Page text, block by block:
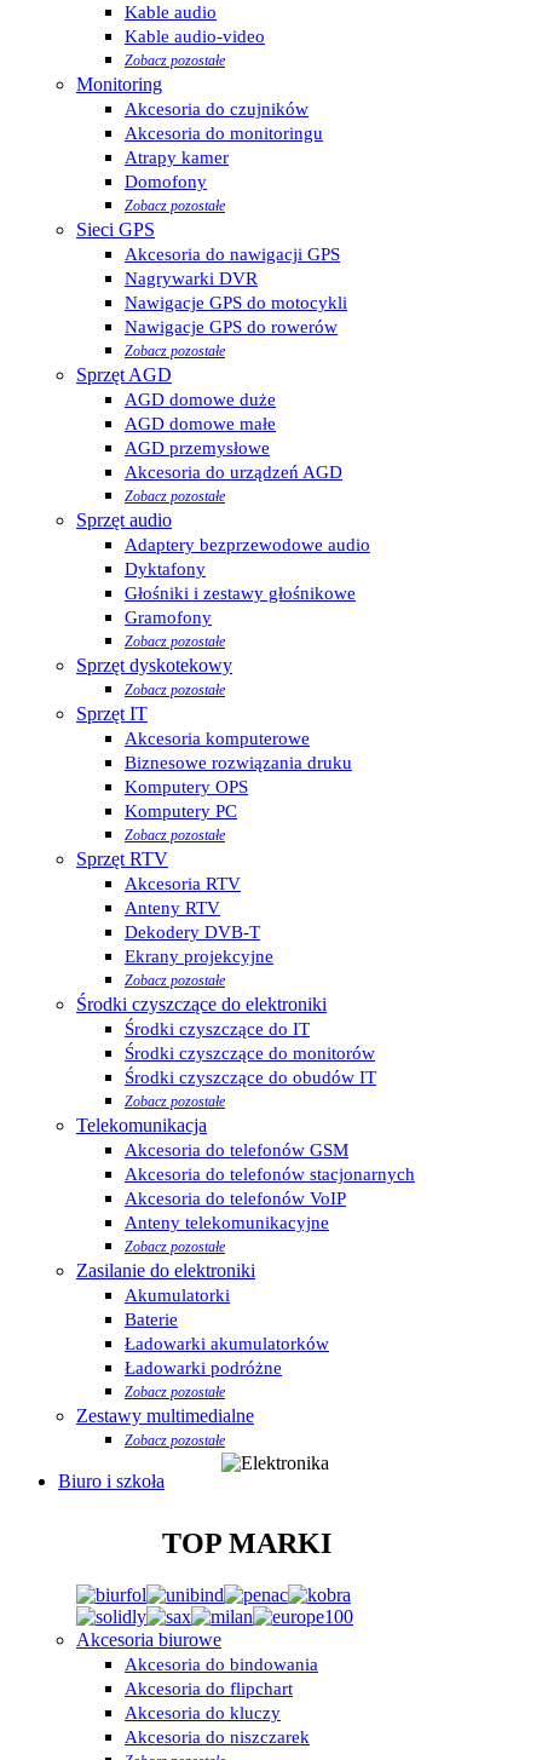
Kable audio
Kable audio-video
Zobacz pozostałe
Monitoring
Akcesoria do czujników
Akcesoria do monitoringu
Atrapy kamer
Domofony
Zobacz pozostałe
Sieci GPS
Akcesoria do nawigacji GPS
Nagrywarki DVR
Nawigacje GPS do motocykli
Nawigacje GPS do rowerów
Zobacz pozostałe
Sprzęt AGD
AGD domowe duże
AGD domowe małe
AGD przemysłowe
Akcesoria do urządzeń AGD
Zobacz pozostałe
Sprzęt audio
Adaptery bezprzewodowe audio
Dyktafony
Głośniki i zestawy głośnikowe
Gramofony
Zobacz pozostałe
Sprzęt dyskotekowy
Zobacz pozostałe
Sprzęt IT
Akcesoria komputerowe
Biznesowe rozwiązania druku
Komputery OPS
Komputery PC
Zobacz pozostałe
Sprzęt RTV
Akcesoria RTV
Anteny RTV
Dekodery DVB-T
Ekrany projekcyjne
Zobacz pozostałe
Środki czyszczące do elektroniki
Środki czyszczące do IT
Środki czyszczące do monitorów
Środki czyszczące do obudów IT
Zobacz pozostałe
Telekomunikacja
Akcesoria do telefonów GSM
Akcesoria do telefonów stacjonarnych
Akcesoria do telefonów VoIP
Anteny telekomunikacyjne
Zobacz pozostałe
Zasilanie do elektroniki
Akumulatorki
Baterie
Ładowarki akumulatorków
Ładowarki podróżne
Zobacz pozostałe
Zestawy multimedialne
Zobacz pozostałe
Biuro i szkoła
TOP MARKI
Akcesoria biurowe
Akcesoria do bindowania
Akcesoria do flipchart
Akcesoria do kluczy
Akcesoria do niszczarek